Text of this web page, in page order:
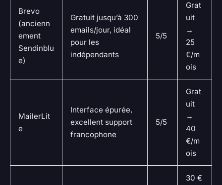
Brevo
(ancienn
ement
Sendinblu
e)
Gratuit jusqu’à 300
emails/jour, idéal
pour les
indépendants
5/5
Grat
uit
→
25
€/m
ois
MailerLit
e
Interface épurée,
excellent support
francophone
5/5
Grat
uit
→
40
€/m
ois
30 €